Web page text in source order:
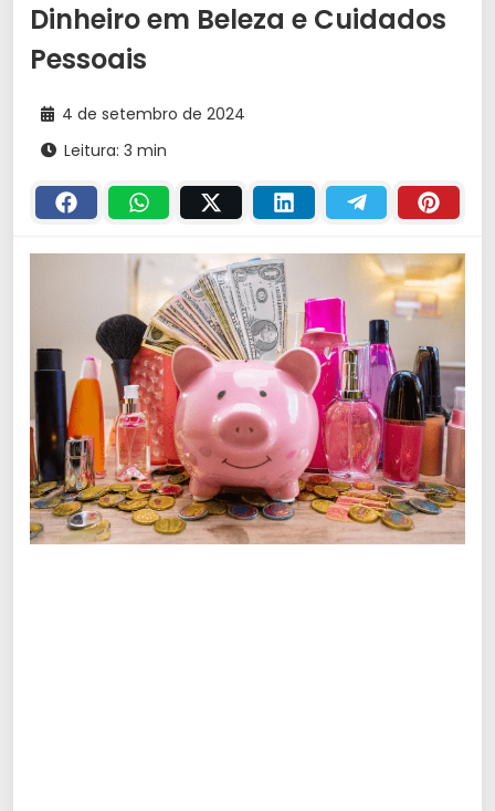
Dinheiro em Beleza e Cuidados
Pessoais
4 de setembro de 2024
Leitura: 3 min